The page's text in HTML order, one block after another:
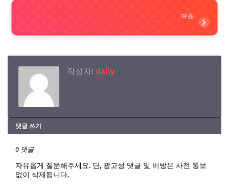
다음
작성자: daily
댓글 쓰기
0 댓글
자유롭게 질문해주세요. 단, 광고성 댓글 및 비방은 사전 통보
없이 삭제됩니다.